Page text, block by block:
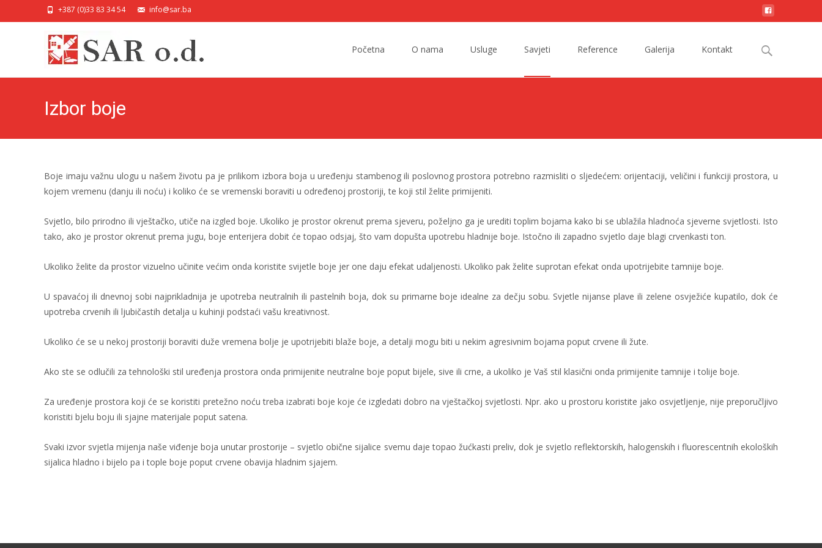
+387 (0)33 83 34 54 info@sar.ba
Početna O nama Usluge Savjeti Reference Galerija Kontakt
Search
Izbor boje
Boje imaju važnu ulogu u našem životu pa je prilikom izbora boja u uređenju stambenog ili poslovnog prostora potrebno razmisliti o sljedećem: orijentaciji, veličini i funkciji prostora, u
kojem vremenu (danju ili noću) i koliko će se vremenski boraviti u određenoj prostoriji, te koji stil želite primijeniti.
Svjetlo, bilo prirodno ili vještačko, utiče na izgled boje. Ukoliko je prostor okrenut prema sjeveru, poželjno ga je urediti toplim bojama kako bi se ublažila hladnoća sjeverne svjetlosti. Isto
tako, ako je prostor okrenut prema jugu, boje enterijera dobit će topao odsjaj, što vam dopušta upotrebu hladnije boje. Istočno ili zapadno svjetlo daje blagi crvenkasti ton.
Ukoliko želite da prostor vizuelno učinite većim onda koristite svijetle boje jer one daju efekat udaljenosti. Ukoliko pak želite suprotan efekat onda upotrijebite tamnije boje.
U spavaćoj ili dnevnoj sobi najprikladnija je upotreba neutralnih ili pastelnih boja, dok su primarne boje idealne za dečju sobu. Svjetle nijanse plave ili zelene osvježiće kupatilo, dok će
upotreba crvenih ili ljubičastih detalja u kuhinji podstaći vašu kreativnost.
Ukoliko će se u nekoj prostoriji boraviti duže vremena bolje je upotrijebiti blaže boje, a detalji mogu biti u nekim agresivnim bojama poput crvene ili žute.
Ako ste se odlučili za tehnološki stil uređenja prostora onda primijenite neutralne boje poput bijele, sive ili crne, a ukoliko je Vaš stil klasični onda primijenite tamnije i tolije boje.
Za uređenje prostora koji će se koristiti pretežno noću treba izabrati boje koje će izgledati dobro na vještačkoj svjetlosti. Npr. ako u prostoru koristite jako osvjetljenje, nije preporučljivo
koristiti bjelu boju ili sjajne materijale poput satena.
Svaki izvor svjetla mijenja naše viđenje boja unutar prostorije – svjetlo obične sijalice svemu daje topao žućkasti preliv, dok je svjetlo reflektorskih, halogenskih i fluorescentnih ekoloških
sijalica hladno i bijelo pa i tople boje poput crvene obavija hladnim sjajem.